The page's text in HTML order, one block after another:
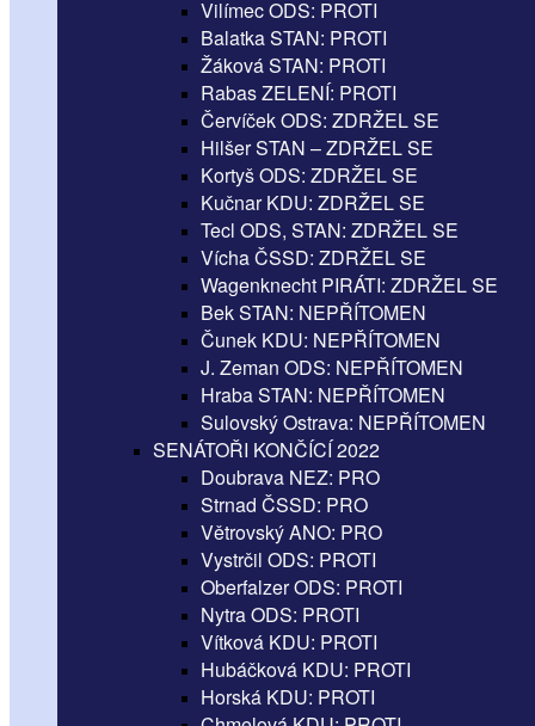
Vilímec ODS: PROTI
Balatka STAN: PROTI
Žáková STAN: PROTI
Rabas ZELENÍ: PROTI
Červíček ODS: ZDRŽEL SE
Hilšer STAN – ZDRŽEL SE
Kortyš ODS: ZDRŽEL SE
Kučnar KDU: ZDRŽEL SE
Tecl ODS, STAN: ZDRŽEL SE
Vícha ČSSD: ZDRŽEL SE
Wagenknecht PIRÁTI: ZDRŽEL SE
Bek STAN: NEPŘÍTOMEN
Čunek KDU: NEPŘÍTOMEN
J. Zeman ODS: NEPŘÍTOMEN
Hraba STAN: NEPŘÍTOMEN
Sulovský Ostrava: NEPŘÍTOMEN
SENÁTOŘI KONČÍCÍ 2022
Doubrava NEZ: PRO
Strnad ČSSD: PRO
Větrovský ANO: PRO
Vystrčil ODS: PROTI
Oberfalzer ODS: PROTI
Nytra ODS: PROTI
Vítková KDU: PROTI
Hubáčková KDU: PROTI
Horská KDU: PROTI